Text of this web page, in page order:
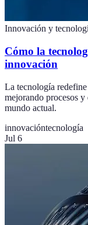
Innovación y
Cómo la
innovación
La tecnología
mejorando procesos
mundo actual.
innovacióntecnología
Jul 6